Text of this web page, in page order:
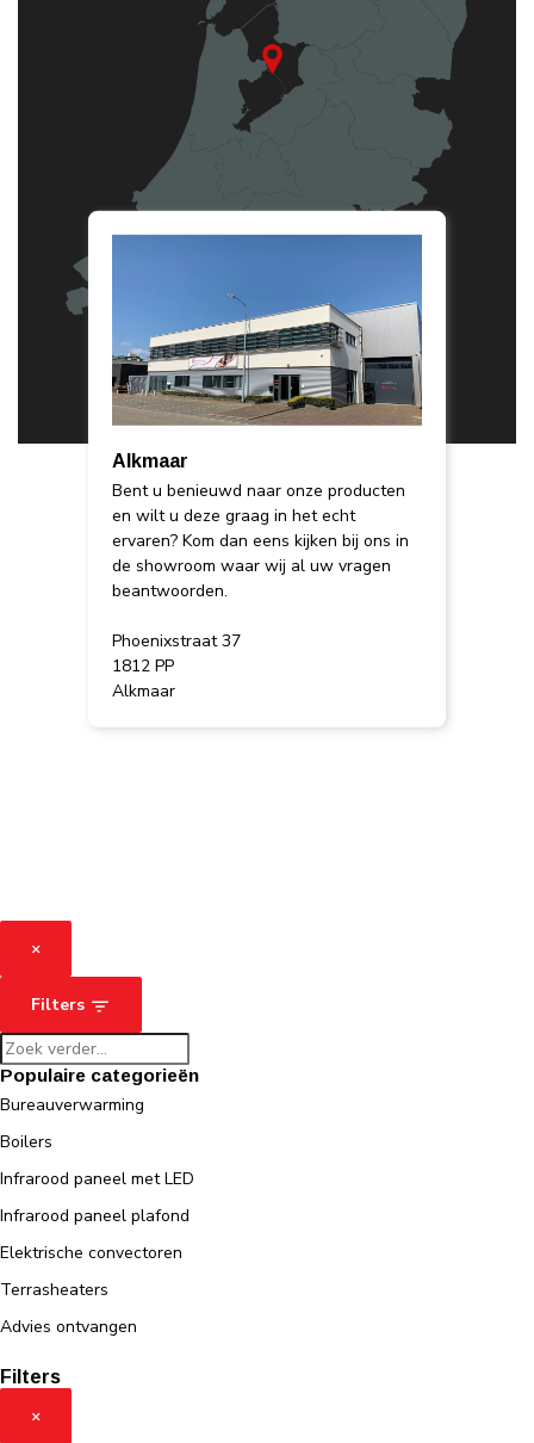
Alkmaar
Bent u benieuwd naar onze producten
en wilt u deze graag in het echt
ervaren? Kom dan eens kijken bij ons in
de showroom waar wij al uw vragen
beantwoorden.
Phoenixstraat 37
1812 PP
Alkmaar
×
Filters
Populaire categorieën
Bureauverwarming
Boilers
Infrarood paneel met LED
Infrarood paneel plafond
Elektrische convectoren
Terrasheaters
Advies ontvangen
Filters
×